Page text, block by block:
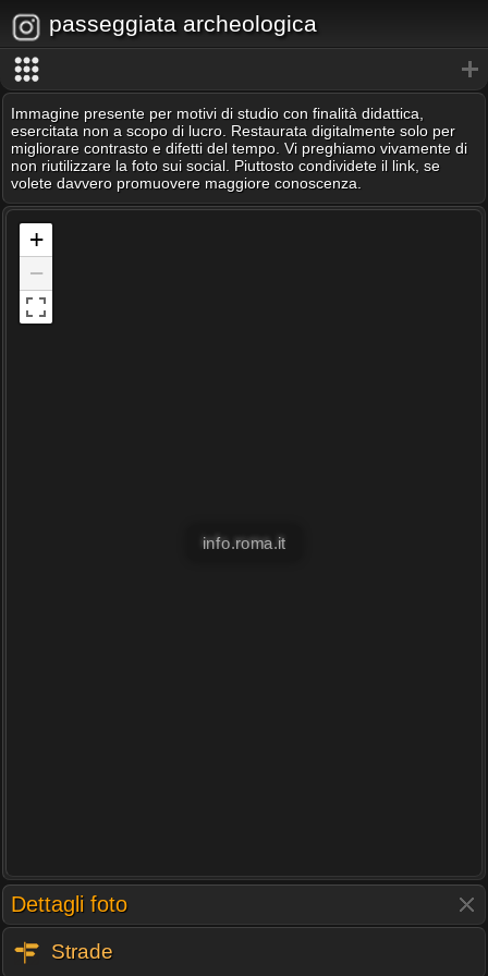
passeggiata archeologica
Immagine presente per motivi di studio con finalità didattica,
esercitata non a scopo di lucro. Restaurata digitalmente solo per
migliorare contrasto e difetti del tempo. Vi preghiamo vivamente di
non riutilizzare la foto sui social. Piuttosto condividete il link, se
volete davvero promuovere maggiore conoscenza.
+
−
info.roma.it
Dettagli foto
Strade